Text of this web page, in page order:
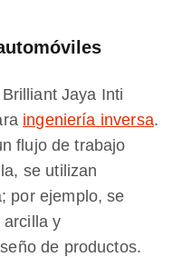
Jaya Inti
ingeniería inversa.
flujo de trabajo
se utilizan
por ejemplo, se
arcilla y
de productos.